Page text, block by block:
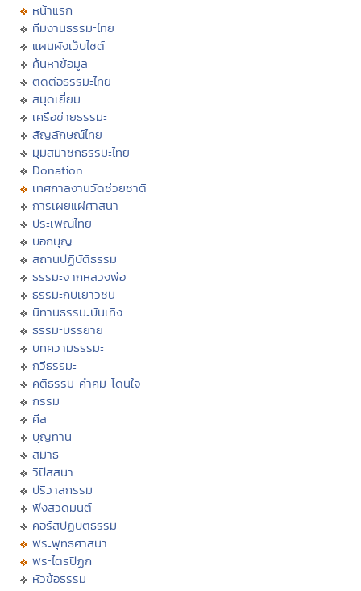
หน้าแรก
ทีมงานธรรมะไทย
แผนผังเว็บไซต์
ค้นหาข้อมูล
ติดต่อธรรมะไทย
สมุดเยี่ยม
เครือข่ายธรรมะ
สัญลักษณ์ไทย
มุมสมาชิกธรรมะไทย
Donation
เทศกาลงานวัดช่วยชาติ
การเผยแผ่ศาสนา
ประเพณีไทย
บอกบุญ
สถานปฏิบัติธรรม
ธรรมะจากหลวงพ่อ
ธรรมะกับเยาวชน
นิทานธรรมะบันเทิง
ธรรมะบรรยาย
บทความธรรมะ
กวีธรรมะ
คติธรรม คำคม โดนใจ
กรรม
ศีล
บุญทาน
สมาธิ
วิปัสสนา
ปริวาสกรรม
ฟังสวดมนต์
คอร์สปฏิบัติธรรม
พระพุทธศาสนา
พระไตรปิฏก
หัวข้อธรรม